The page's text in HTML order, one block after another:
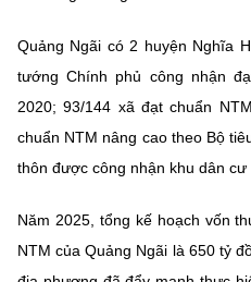
BỘ KHOA HỌC
MINISTRY OF SCIENCE
Điều khoản sử dụng Theo dõi
Cơ quan chủ quản: Bộ Khoa học
Giám đốc Trung tâm Truyền
Liên hệ
Quảng Ngãi có 2 huyện Nghĩa
tướng Chính phủ công nhận
2020; 93/144 xã đạt chuẩn
chuẩn NTM nâng cao theo Bộ
thôn được công nhận khu dân cư
Năm 2025, tổng kế hoạch vốn
NTM của Quảng Ngãi là 650 tỷ